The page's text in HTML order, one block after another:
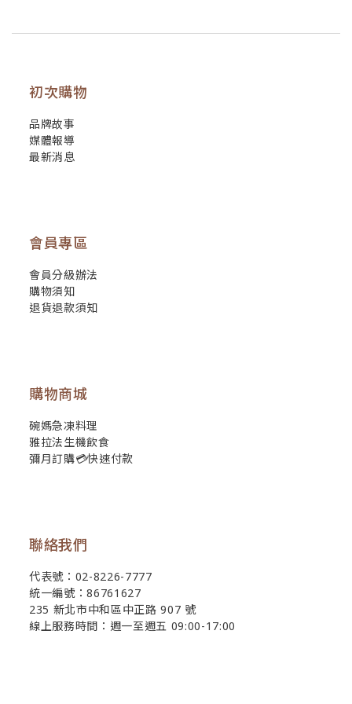
初次購物
品牌故事
媒體報導
最新消息
會員專區
會員分級辦法
購物須知
退貨退款須知
購物商城
碗媽急凍料理
雅拉法生機飲食
彌月訂購💳快速付款
聯絡我們
代表號：02-8226-7777
統一編號：86761627
235 新北市中和區中正路 907 號
線上服務時間：週一至週五 09:00-17:00